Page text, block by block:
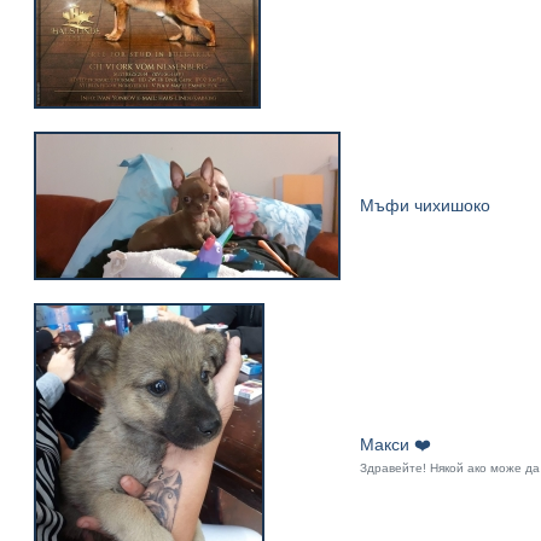
Мъфи чихишоко
Макси ❤️
Здравейте! Някой ако може